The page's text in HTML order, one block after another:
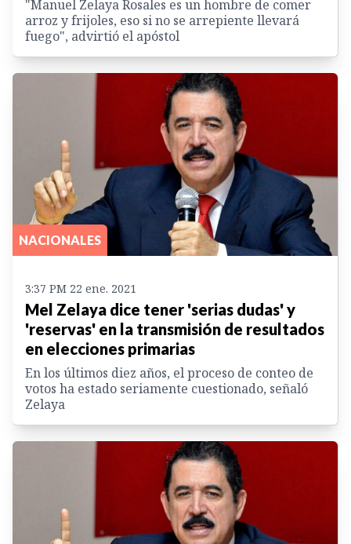
"Manuel Zelaya Rosales es un hombre de comer
arroz y frijoles, eso si no se arrepiente llevará
fuego", advirtió el apóstol
NACIONALES
3:37 PM 22 ene. 2021
Mel Zelaya dice tener 'serias dudas' y
'reservas' en la transmisión de resultados
en elecciones primarias
En los últimos diez años, el proceso de conteo de
votos ha estado seriamente cuestionado, señaló
Zelaya